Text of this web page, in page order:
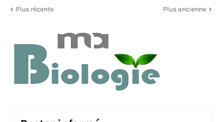
Plus récente Plus ancienne